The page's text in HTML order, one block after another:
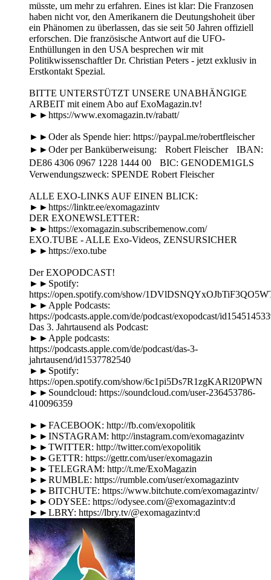
müsste, um mehr zu erfahren. Eines ist klar: Die Franzosen
haben nicht vor, den Amerikanern die Deutungshoheit über
ein Phänomen zu überlassen, das sie seit 50 Jahren offiziell
erforschen. Die französische Antwort auf die UFO-
Enthüllungen in den USA besprechen wir mit
Politikwissenschaftler Dr. Christian Peters - jetzt exklusiv in
Erstkontakt Spezial.
BITTE UNTERSTÜTZT UNSERE UNABHÄNGIGE
ARBEIT mit einem Abo auf ExoMagazin.tv!
►►https://www.exomagazin.tv/rabatt/
►►Oder als Spende hier: https://paypal.me/robertfleischer
►►Oder per Banküberweisung: Robert Fleischer IBAN:
DE86 4306 0967 1228 1444 00 BIC: GENODEM1GLS
Verwendungszweck: SPENDE Robert Fleischer
ALLE EXO-LINKS AUF EINEN BLICK:
►►https://linktr.ee/exomagazintv
DER EXONEWSLETTER:
►►https://exomagazin.subscribemenow.com/
EXO.TUBE - ALLE Exo-Videos, ZENSURSICHER
►►https://exo.tube
Der EXOPODCAST!
►►Spotify:
https://open.spotify.com/show/
►►Apple Podcasts:
https://podcasts.apple.com/de/podcast/exopodcast/
Das 3. Jahrtausend als Podcast:
►►Apple podcasts:
https://podcasts.apple.com/de/podcast/das-3-
jahrtausend/id1537782540
►►Spotify:
https://open.spotify.com/show/6c1pi5Ds7R1zgKARl20PWN
►►Soundcloud: https://soundcloud.com/user-236453786-
410096359
►►FACEBOOK: http://fb.com/exopolitik
►►INSTAGRAM: http://instagram.com/exomagazintv
►►TWITTER: http://twitter.com/exopolitik
►►GETTR: https://gettr.com/user/exomagazin
►►TELEGRAM: http://t.me/ExoMagazin
►►RUMBLE: https://rumble.com/user/exomagazintv
►►BITCHUTE: https://www.bitchute.com/exomagazintv/
►►ODYSEE: https://odysee.com/@exomagazintv:d
►►LBRY: https://lbry.tv/@exomagazintv:d